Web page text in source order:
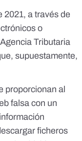
2021, a través de
o
Tributaria
supuestamente,
proporcionan al
falsa con un
ficheros